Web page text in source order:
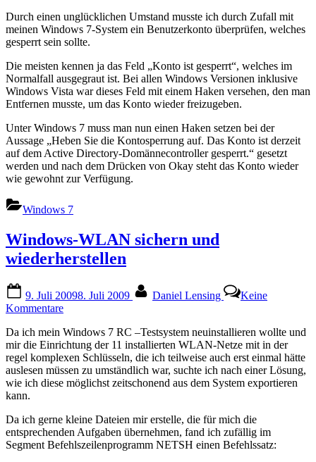
User
gesperrt
unter
Durch einen unglücklichen Umstand musste ich durch Zufall mit
meinen Windows 7-System ein Benutzerkonto überprüfen, welches
gesperrt sein sollte.
Die meisten kennen ja das Feld „Konto ist gesperrt“, welches im
Normalfall ausgegraut ist. Bei allen Windows Versionen inklusive
Windows Vista war dieses Feld mit einem Haken versehen, den man
Entfernen musste, um das Konto wieder freizugeben.
Unter Windows 7 muss man nun einen Haken setzen bei der
Aussage „Heben Sie die Kontosperrung auf. Das Konto ist derzeit
auf dem Active Directory-Domännecontroller gesperrt.“ gesetzt
werden und nach dem Drücken von Okay steht das Konto wieder
wie gewohnt zur Verfügung.
Windows 7
Windows-WLAN sichern und
wiederherstellen
on
9. Juli 20098. Juli 2009 Daniel Lensing
Keine
Kommentarezu
WLAN
sichern
und
wiederherstellen
Da ich mein Windows 7 RC –Testsystem neuinstallieren wollte und
mir die Einrichtung der 11 installierten WLAN-Netze mit in der
regel komplexen Schlüsseln, die ich teilweise auch erst einmal hätte
auslesen müssen zu umständlich war, suchte ich nach einer Lösung,
wie ich diese möglichst zeitschonend aus dem System exportieren
kann.
Da ich gerne kleine Dateien mir erstelle, die für mich die
entsprechenden Aufgaben übernehmen, fand ich zufällig im
Segment Befehlszeilenprogramm NETSH einen Befehlssatz: